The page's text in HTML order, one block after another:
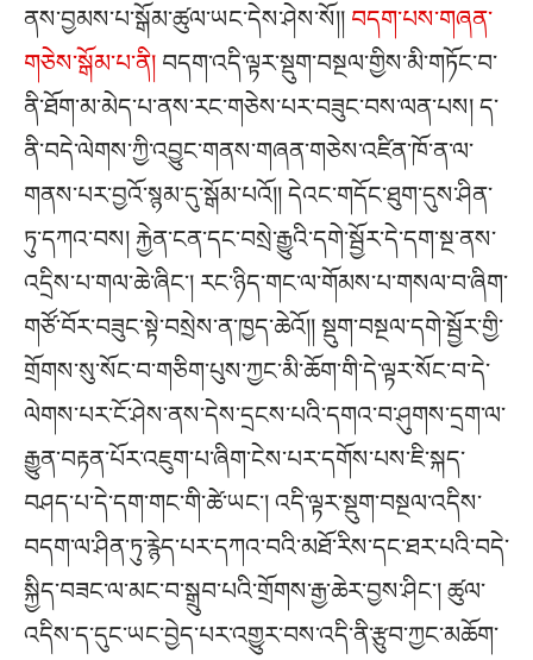
ནས་བྱམས་པ་སྒོམ་ཚུལ་ཡང་དེས་ཤེས་སོ།། བདག་པས་གཞན་
གཅེས་སྒོམ་པ་ནི། བདག་འདི་ལྟར་སྡུག་བསྔལ་གྱིས་མི་གཏོང་བ་
ནི་ཐོག་མ་མེད་པ་ནས་རང་གཅེས་པར་བཟུང་བས་ལན་པས། ད་
ནི་བདེ་ལེགས་ཀྱི་འབྱུང་གནས་གཞན་གཅེས་འཛིན་ཁོ་ན་ལ་
གནས་པར་བྱའོ་སྙམ་དུ་སྒོམ་པའོ།། དེའང་གདོང་ཐུག་དུས་ཤིན་
ཏུ་དཀའ་བས། རྐྱེན་ངན་དང་བསྲེ་རྒྱུའི་དགེ་སྦྱོར་དེ་དག་སྔ་ནས་
འདྲིས་པ་གལ་ཆེ་ཞིང༌། རང་ཉིད་གང་ལ་གོམས་པ་གསལ་བ་ཞིག་
གཙོ་བོར་བཟུང་སྟེ་བསྲེས་ན་ཁྱད་ཆེའོ།། སྡུག་བསྔལ་དགེ་སྦྱོར་གྱི་
གྲོགས་སུ་སོང་བ་གཅིག་པུས་ཀྱང་མི་ཆོག་གི་དེ་ལྟར་སོང་བ་དེ་
ལེགས་པར་ངོ་ཤེས་ནས་དེས་དྲངས་པའི་དགའ་བ་ཤུགས་དྲག་ལ་
རྒྱུན་བརྟན་པོར་འཇུག་པ་ཞིག་ངེས་པར་དགོས་པས་ཇི་སྐད་
བཤད་པ་དེ་དག་གང་གི་ཚེ་ཡང༌། འདི་ལྟར་སྡུག་བསྔལ་འདིས་
བདག་ལ་ཤིན་ཏུ་རྙེད་པར་དཀའ་བའི་མཐོ་རིས་དང་ཐར་པའི་བདེ་
སྐྱིད་བཟང་ལ་མང་བ་སྒྲུབ་པའི་གྲོགས་རྒྱ་ཆེར་བྱས་ཤིང༌། ཚུལ་
འདིས་ད་དུང་ཡང་བྱེད་པར་འགྱུར་བས་འདི་ནི་རྩུབ་ཀྱང་མཆོག་